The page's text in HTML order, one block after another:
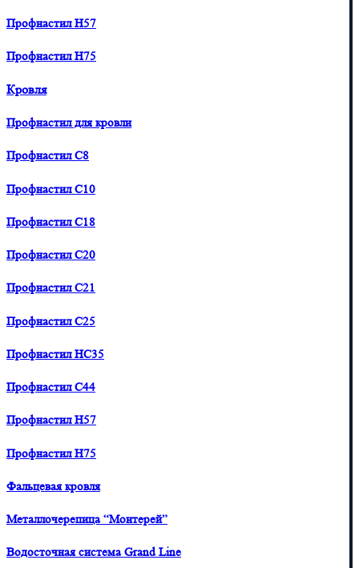
Профнастил H57
Профнастил H75
Кровля
Профнастил для кровли
Профнастил С8
Профнастил С10
Профнастил С18
Профнастил С20
Профнастил С21
Профнастил С25
Профнастил HC35
Профнастил С44
Профнастил H57
Профнастил H75
Фальцевая кровля
Металлочерепица “Монтерей”
Водосточная система Grand Line